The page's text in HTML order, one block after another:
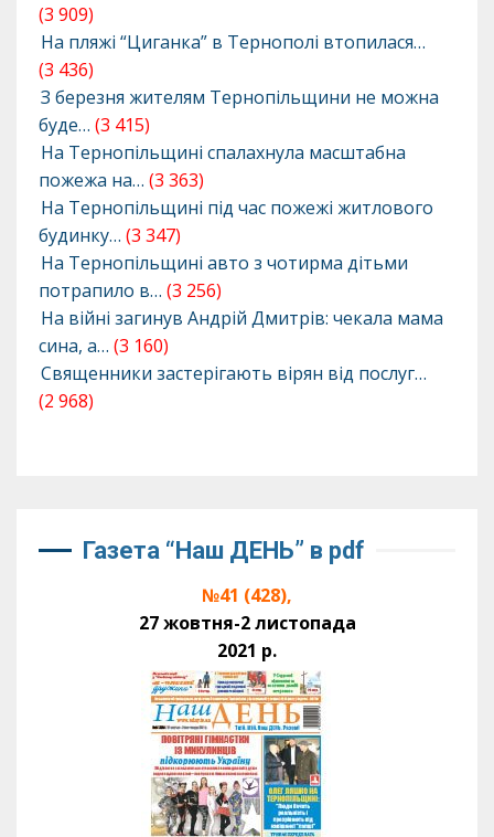
(3 909)
На пляжі “Циганка” в Тернополі втопилася…
(3 436)
З березня жителям Тернопільщини не можна
буде… (3 415)
На Тернопільщині спалахнула масштабна
пожежа на… (3 363)
На Тернопільщині під час пожежі житлового
будинку… (3 347)
На Тернопільщині авто з чотирма дітьми
потрапило в… (3 256)
На війні загинув Андрій Дмитрів: чекала мама
сина, а… (3 160)
Священники застерігають вірян від послуг…
(2 968)
Газета “Наш ДЕНЬ” в pdf
№41 (428),
27 жовтня-2 листопада
2021 р.